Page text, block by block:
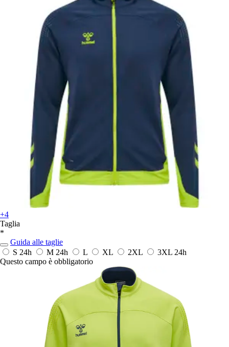
+4
Taglia
*
Guida alle taglie
S 24h M 24h L XL 2XL 3XL 24h
Questo campo è obbligatorio